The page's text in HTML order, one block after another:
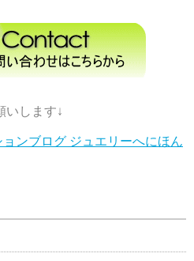
いします↓
にほん